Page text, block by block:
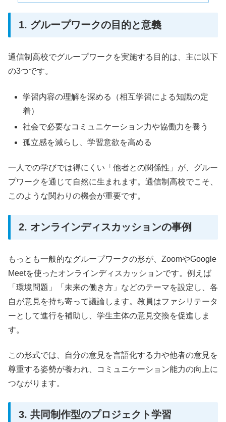
1. グループワークの目的と意義
通信制高校でグループワークを実施する目的は、主に以下
の3つです。
学習内容の理解を深める（相互学習による知識の定
着）
社会で必要なコミュニケーション力や協働力を養う
孤立感を減らし、学習意欲を高める
一人での学びでは得にくい「他者との関係性」が、グルー
プワークを通じて自然に生まれます。通信制高校でこそ、
このような関わりの機会が重要です。
2. オンラインディスカッションの事例
もっとも一般的なグループワークの形が、ZoomやGoogle
Meetを使ったオンラインディスカッションです。例えば
「環境問題」「未来の働き方」などのテーマを設定し、各
自が意見を持ち寄って議論します。教員はファシリテータ
ーとして進行を補助し、学生主体の意見交換を促進しま
す。
この形式では、自分の意見を言語化する力や他者の意見を
尊重する姿勢が養われ、コミュニケーション能力の向上に
つながります。
3. 共同制作型のプロジェクト学習